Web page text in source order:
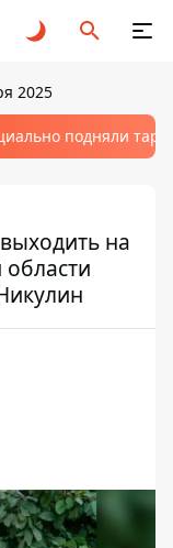
2025
подняли
на